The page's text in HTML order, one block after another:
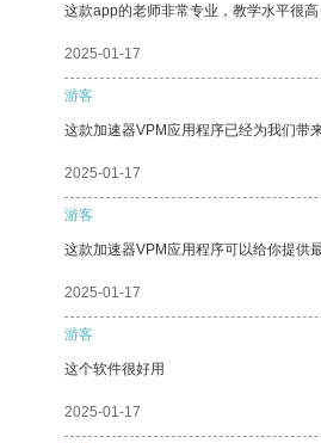
这款app的老师非常专业，教学水平很高
2025-01-17
游客
这款加速器VPM应用程序已经为我们带
2025-01-17
游客
这款加速器VPM应用程序可以给你提供
2025-01-17
游客
这个软件很好用
2025-01-17